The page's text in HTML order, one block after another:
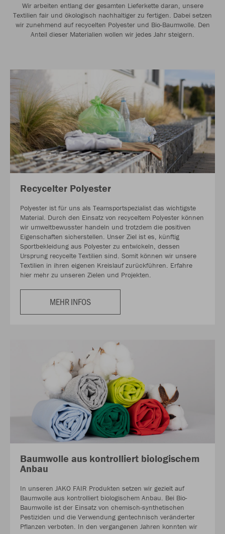
Wir arbeiten entlang der gesamten Lieferkette daran, unsere
Textilien fair und ökologisch nachhaltiger zu fertigen. Dabei setzen
wir zunehmend auf recycelten Polyester und Bio-Baumwolle. Den
Anteil dieser Materialien wollen wir jedes Jahr steigern.
Recycelter Polyester
Polyester ist für uns als Teamsportspezialist das wichtigste
Material. Durch den Einsatz von recyceltem Polyester können
wir umweltbewusster handeln und trotzdem die positiven
Eigenschaften sicherstellen. Unser Ziel ist es, künftig
Sportbekleidung aus Polyester zu entwickeln, dessen
Ursprung recycelte Textilien sind. Somit können wir unsere
Textilien in ihren eigenen Kreislauf zurückführen. Erfahre
hier mehr zu unseren Zielen und Projekten.
MEHR INFOS
Baumwolle aus kontrolliert biologischem
Anbau
In unseren JAKO FAIR Produkten setzen wir gezielt auf
Baumwolle aus kontrolliert biologischem Anbau. Bei Bio-
Baumwolle ist der Einsatz von chemisch-synthetischen
Pestiziden und die Verwendung gentechnisch veränderter
Pflanzen verboten. In den vergangenen Jahren konnten wir